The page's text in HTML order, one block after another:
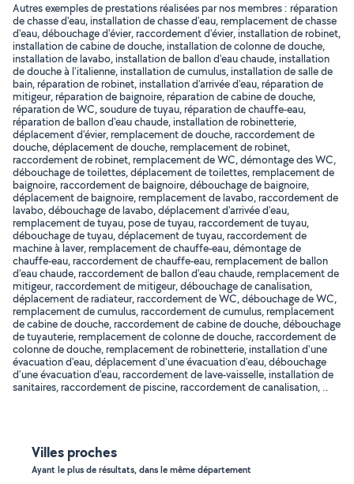
Autres exemples de prestations réalisées par nos membres : réparation
de chasse d'eau, installation de chasse d'eau, remplacement de chasse
d'eau, débouchage d'évier, raccordement d'évier, installation de robinet,
installation de cabine de douche, installation de colonne de douche,
installation de lavabo, installation de ballon d'eau chaude, installation
de douche à l'italienne, installation de cumulus, installation de salle de
bain, réparation de robinet, installation d'arrivée d'eau, réparation de
mitigeur, réparation de baignoire, réparation de cabine de douche,
réparation de WC, soudure de tuyau, réparation de chauffe-eau,
réparation de ballon d'eau chaude, installation de robinetterie,
déplacement d'évier, remplacement de douche, raccordement de
douche, déplacement de douche, remplacement de robinet,
raccordement de robinet, remplacement de WC, démontage des WC,
débouchage de toilettes, déplacement de toilettes, remplacement de
baignoire, raccordement de baignoire, débouchage de baignoire,
déplacement de baignoire, remplacement de lavabo, raccordement de
lavabo, débouchage de lavabo, déplacement d'arrivée d'eau,
remplacement de tuyau, pose de tuyau, raccordement de tuyau,
débouchage de tuyau, déplacement de tuyau, raccordement de
machine à laver, remplacement de chauffe-eau, démontage de
chauffe-eau, raccordement de chauffe-eau, remplacement de ballon
d'eau chaude, raccordement de ballon d'eau chaude, remplacement de
mitigeur, raccordement de mitigeur, débouchage de canalisation,
déplacement de radiateur, raccordement de WC, débouchage de WC,
remplacement de cumulus, raccordement de cumulus, remplacement
de cabine de douche, raccordement de cabine de douche, débouchage
de tuyauterie, remplacement de colonne de douche, raccordement de
colonne de douche, remplacement de robinetterie, installation d'une
évacuation d'eau, déplacement d'une évacuation d'eau, débouchage
d'une évacuation d'eau, raccordement de lave-vaisselle, installation de
sanitaires, raccordement de piscine, raccordement de canalisation, ..
Villes proches
Ayant le plus de résultats, dans le même département